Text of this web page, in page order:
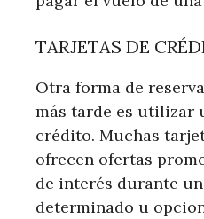
TARJETAS DE
Otra forma de
más tarde es utilizar
crédito. Muchas
ofrecen ofertas
de interés durante
determinado u